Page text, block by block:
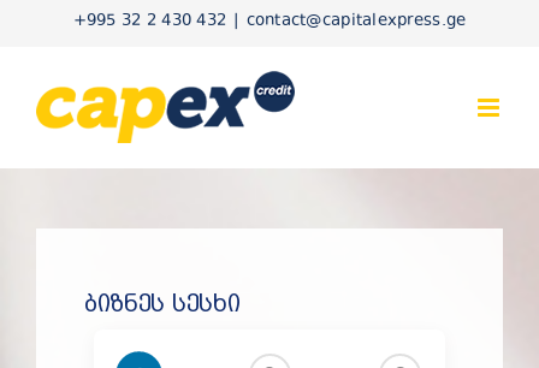
content
+995 32 2 430 432 contact@capitalexpress.ge
ბიზნეს სესხი